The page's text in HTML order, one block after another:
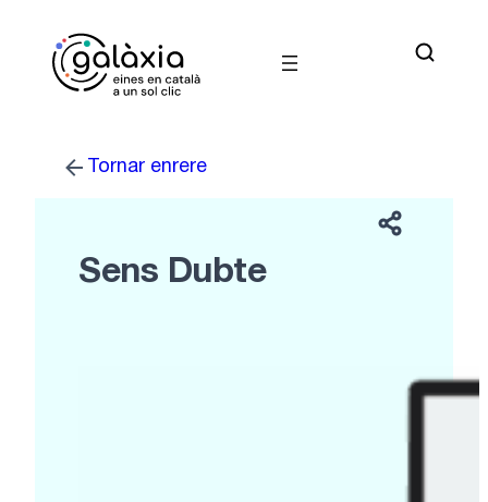
Tornar enrere
Sens Dubte